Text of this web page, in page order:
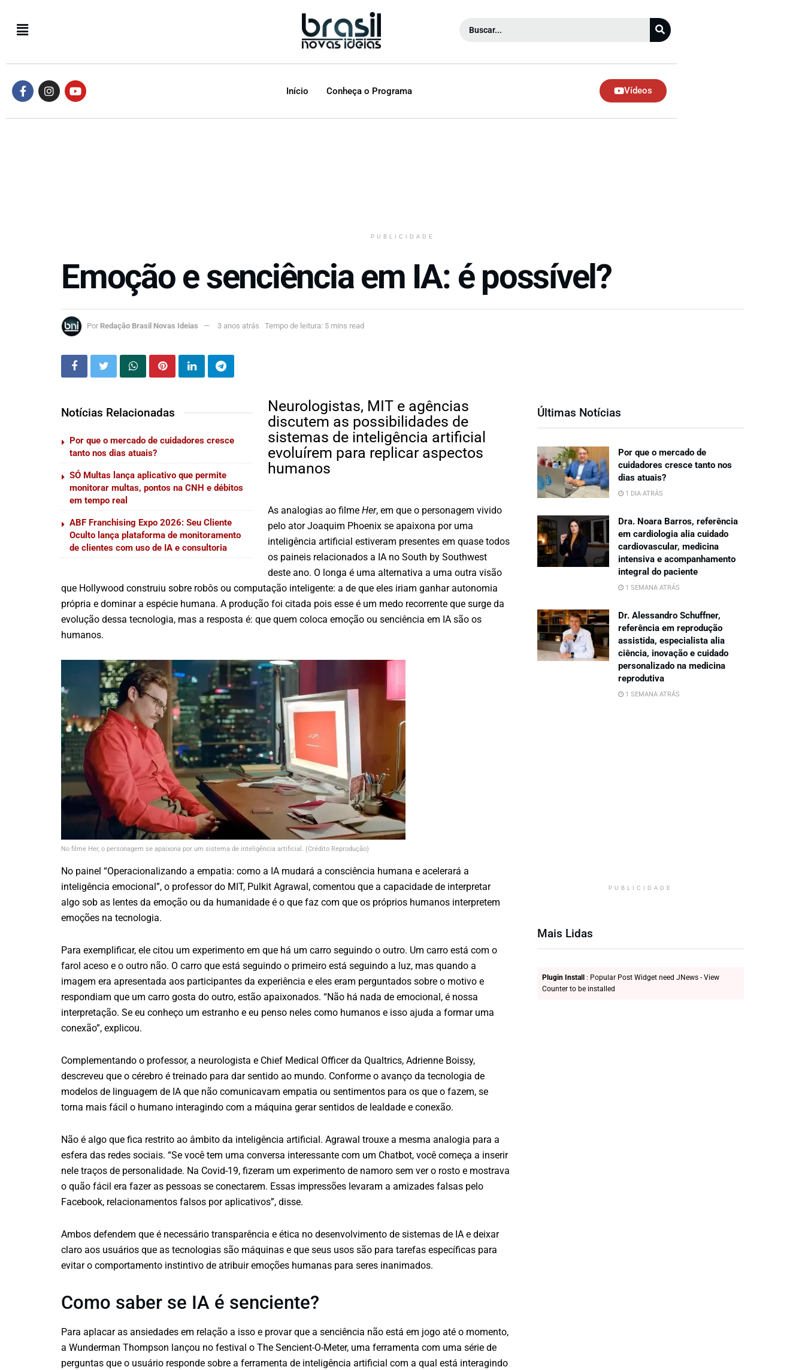
Início Conheça o Programa Vídeos
PUBLICIDADE
Emoção e senciência em IA: é possível?
Por Redação Brasil Novas Ideias 3 anos atrás Tempo de leitura: 5 mins read
Notícias Relacionadas
Por que o mercado de cuidadores cresce
tanto nos dias atuais?
SÓ Multas lança aplicativo que permite
monitorar multas, pontos na CNH e débitos
em tempo real
ABF Franchising Expo 2026: Seu Cliente
Oculto lança plataforma de monitoramento
de clientes com uso de IA e consultoria
Neurologistas, MIT e agências
discutem as possibilidades de
sistemas de inteligência artificial
evoluírem para replicar aspectos
humanos
As analogias ao filme Her, em que o personagem vivido
pelo ator Joaquim Phoenix se apaixona por uma
inteligência artificial estiveram presentes em quase todos
os paineis relacionados a IA no South by Southwest
deste ano. O longa é uma alternativa a uma outra visão
que Hollywood construiu sobre robôs ou computação inteligente: a de que eles iriam ganhar autonomia
própria e dominar a espécie humana. A produção foi citada pois esse é um medo recorrente que surge da
evolução dessa tecnologia, mas a resposta é: que quem coloca emoção ou senciência em IA são os
humanos.
No filme Her, o personagem se apaixona por um sistema de inteligência artificial. (Crédito Reprodução)
No painel “Operacionalizando a empatia: como a IA mudará a consciência humana e acelerará a
inteligência emocional”, o professor do MIT, Pulkit Agrawal, comentou que a capacidade de interpretar
algo sob as lentes da emoção ou da humanidade é o que faz com que os próprios humanos interpretem
emoções na tecnologia.
Para exemplificar, ele citou um experimento em que há um carro seguindo o outro. Um carro está com o
farol aceso e o outro não. O carro que está seguindo o primeiro está seguindo a luz, mas quando a
imagem era apresentada aos participantes da experiência e eles eram perguntados sobre o motivo e
respondiam que um carro gosta do outro, estão apaixonados. “Não há nada de emocional, é nossa
interpretação. Se eu conheço um estranho e eu penso neles como humanos e isso ajuda a formar uma
conexão”, explicou.
Complementando o professor, a neurologista e Chief Medical Officer da Qualtrics, Adrienne Boissy,
descreveu que o cérebro é treinado para dar sentido ao mundo. Conforme o avanço da tecnologia de
modelos de linguagem de IA que não comunicavam empatia ou sentimentos para os que o fazem, se
torna mais fácil o humano interagindo com a máquina gerar sentidos de lealdade e conexão.
Não é algo que fica restrito ao âmbito da inteligência artificial. Agrawal trouxe a mesma analogia para a
esfera das redes sociais. “Se você tem uma conversa interessante com um Chatbot, você começa a inserir
nele traços de personalidade. Na Covid-19, fizeram um experimento de namoro sem ver o rosto e mostrava
o quão fácil era fazer as pessoas se conectarem. Essas impressões levaram a amizades falsas pelo
Facebook, relacionamentos falsos por aplicativos”, disse.
Ambos defendem que é necessário transparência e ética no desenvolvimento de sistemas de IA e deixar
claro aos usuários que as tecnologias são máquinas e que seus usos são para tarefas específicas para
evitar o comportamento instintivo de atribuir emoções humanas para seres inanimados.
Como saber se IA é senciente?
Para aplacar as ansiedades em relação a isso e provar que a senciência não está em jogo até o momento,
a Wunderman Thompson lançou no festival o The Sencient-O-Meter, uma ferramenta com uma série de
perguntas que o usuário responde sobre a ferramenta de inteligência artificial com a qual está interagindo
Últimas Notícias
Por que o mercado de
cuidadores cresce tanto nos
dias atuais?
1 DIA ATRÁS
Dra. Noara Barros, referência
em cardiologia alia cuidado
cardiovascular, medicina
intensiva e acompanhamento
integral do paciente
1 SEMANA ATRÁS
Dr. Alessandro Schuffner,
referência em reprodução
assistida, especialista alia
ciência, inovação e cuidado
personalizado na medicina
reprodutiva
1 SEMANA ATRÁS
PUBLICIDADE
Mais Lidas
Plugin Install
: Popular Post Widget need JNews - View
Counter to be installed